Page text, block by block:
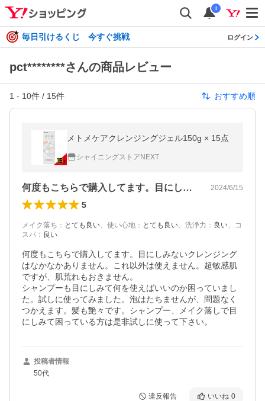
i
毎日引けるくじ 今すぐ挑戦 ログイン
pct********さんの商品レビュー
1 - 10件 / 15件 おすすめ順
メトメケアクレンジングジェル150g × 15点
シャイニングストアNEXT
何度もこちらで購入してます。目にしみな… 2024/6/15
5
メイク落ち ： とても良い、 使い心地 ： とても良い、 洗浄力 ： 良い、
コ
スパ ： 良い
何度もこちらで購入してます。目にしみないクレンジング
はなかなかありません。これ以外は使えません。超敏感肌
ですが、肌荒れもおきません。
シャンプーも目にしみて何を使えばいいのか困っていまし
た。試しに使ってみました。泡はたちませんが、問題なく
つかえます。髪も艶々です。シャンプー、メイク落しで目
にしみて困っている方は是非試しに使って下さい。
投稿者情報
50代
違反報告 いいね 0